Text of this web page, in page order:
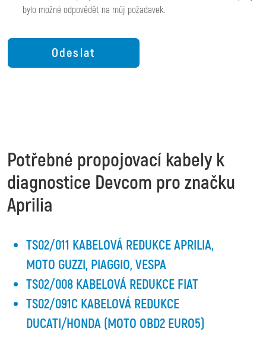
bylo možné odpovědět na můj požadavek.
Potřebné propojovací kabely k
diagnostice Devcom pro značku
Aprilia
TS02/011 KABELOVÁ REDUKCE APRILIA,
MOTO GUZZI, PIAGGIO, VESPA
TS02/008 KABELOVÁ REDUKCE FIAT
TS02/091C KABELOVÁ REDUKCE
DUCATI/HONDA (MOTO OBD2 EURO5)